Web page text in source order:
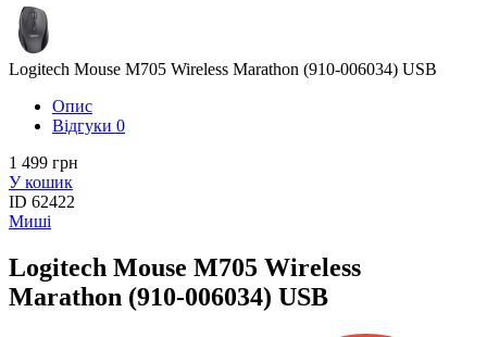
Logitech Mouse M705 Wireless Marathon (910-006034) USB
Опис
Вiдгуки 0
1 499 грн
У кошик
ID 62422
Миші
Logitech Mouse M705 Wireless
Marathon (910-006034) USB